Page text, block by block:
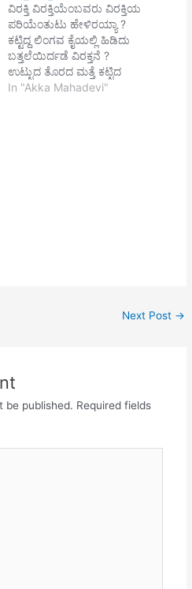
ವಿರಕ್ತಿ ವಿರಕ್ತಿಯೆಂಬವರು ವಿರಕ್ತಿಯ
ಪರಿಯೆಂತುಟು ಹೇಳಿರಯ್ಯಾ ?
ಕಟ್ಟಿದ್ದ ಲಿಂಗವ ಕೈಯಲ್ಲಿ ಹಿಡಿದು
ಬತ್ತಲೆಯಿರ್ದಡೆ ವಿರಕ್ತನೆ ?
ಉಟ್ಟುದ ತೊರದ ಮತ್ತೆ ಕಟ್ಟಿದ
ಲಿಂಗವ ಕೈಯಲ್ಲಿ
In "Akka Mahadevi"
Next Post →
be published. Required fields